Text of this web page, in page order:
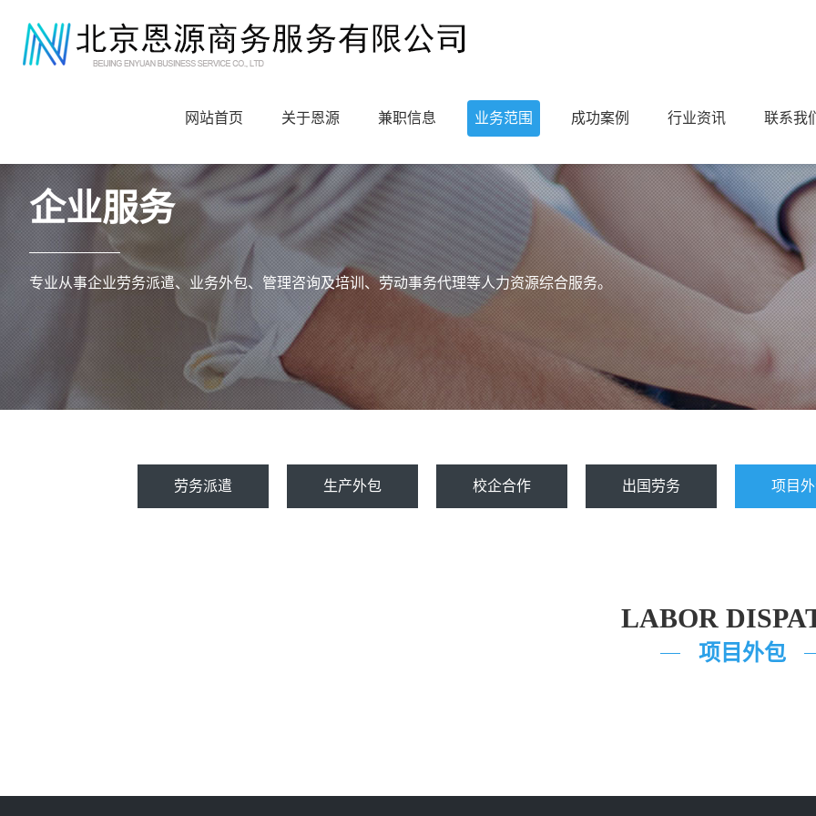
网站首页 关于恩源 兼职信息 业务范围 成功案例 行业资讯 联系我
企业服务
专业从事企业劳务派遣、业务外包、管理咨询及培训、劳动事务代理等人力资源综合服务。
劳务派遣 生产外包 校企合作 出国劳务 项目
LABOR
项目外包